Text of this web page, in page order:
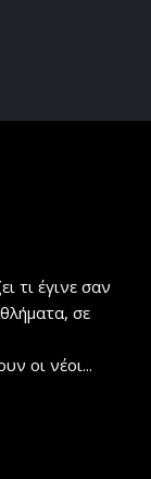
τι έγινε σαν
σε
οι νέοι...